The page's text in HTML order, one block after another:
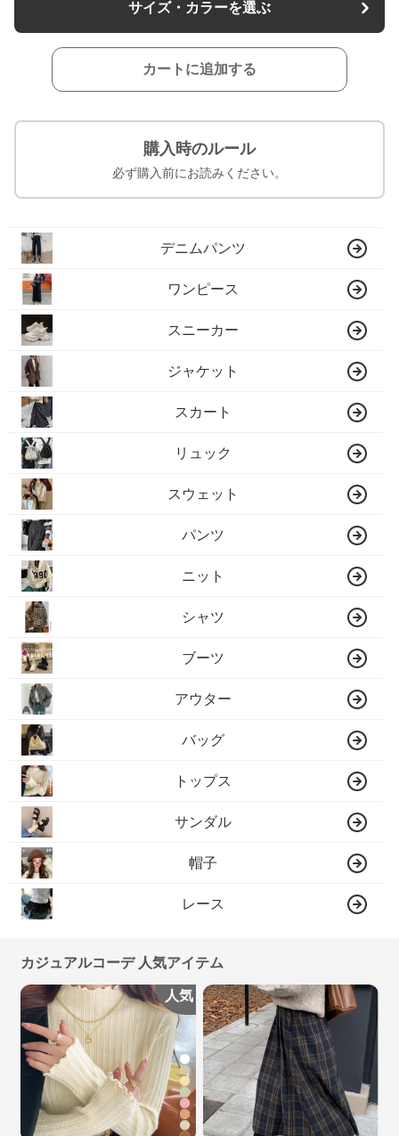
サイズ・カラーを選ぶ
カートに追加する
購入時のルール
必ず購入前にお読みください。
デニムパンツ
ワンピース
スニーカー
ジャケット
スカート
リュック
スウェット
パンツ
ニット
シャツ
ブーツ
アウター
バッグ
トップス
サンダル
帽子
レース
カジュアルコーデ 人気アイテム
人気